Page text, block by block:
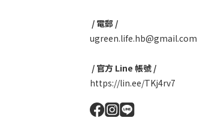
/ 電郵 /
ugreen.life.hb@gmail.com
/ 官方 Line 帳號 /
https://lin.ee/TKj4rv7